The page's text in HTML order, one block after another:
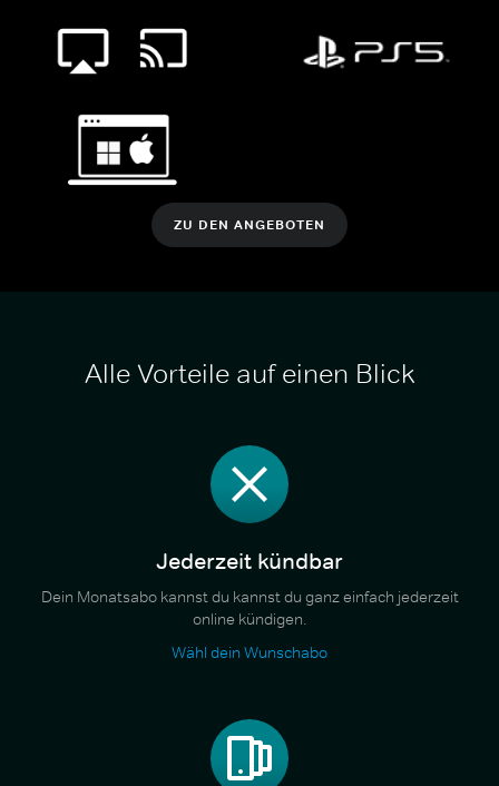
ZU DEN ANGEBOTEN
Alle Vorteile auf einen Blick
Jederzeit kündbar
Dein Monatsabo kannst du kannst du ganz einfach jederzeit
online kündigen.
Wähl dein Wunschabo